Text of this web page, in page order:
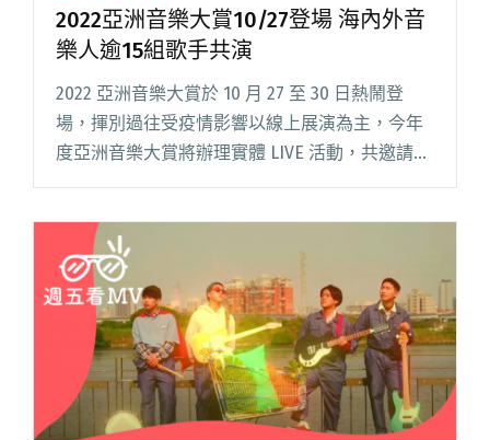
2022亞洲音樂大賞10/27登場 海內外音
樂人逾15組歌手共演
2022 亞洲音樂大賞於 10 月 27 至 30 日熱鬧登
場，揮別過往受疫情影響以線上展演為主，今年
度亞洲音樂大賞將辦理實體 LIVE 活動，共邀請超
過 15 組以上台灣及亞洲音樂人於 Legacy
"2022亞洲音樂大賞10/27登場 海內外音樂人逾15
組歌手共演"